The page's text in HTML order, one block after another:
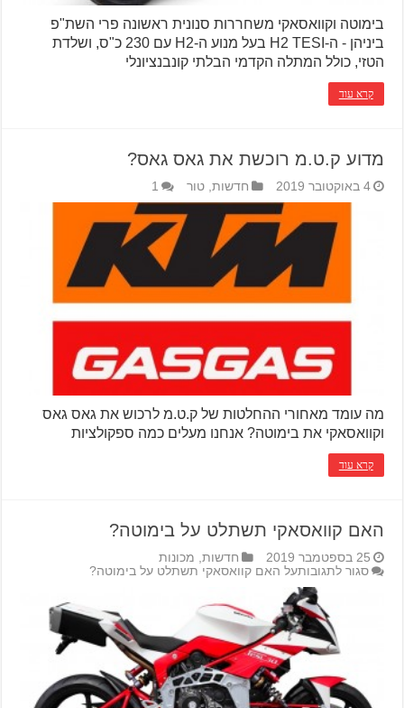
בימוטה וקוואסאקי משחררות סנונית ראשונה פרי השת"פ
ביניהן - ה-H2 TESI בעל מנוע ה-H2 עם 230 כ"ס, ושלדת
הטזי, כולל המתלה הקדמי הבלתי קונבנציונלי
קרא עוד
מדוע ק.ט.מ רוכשת את גאס גאס?
4 באוקטובר 2019 חדשות ,טור 1
מה עומד מאחורי ההחלטות של ק.ט.מ לרכוש את גאס גאס
וקוואסאקי את בימוטה? אנחנו מעלים כמה ספקולציות
קרא עוד
האם קוואסאקי תשתלט על בימוטה?
25 בספטמבר 2019 חדשות, מכונות
סגור לתגובותעל האם קוואסאקי תשתלט על בימוטה?